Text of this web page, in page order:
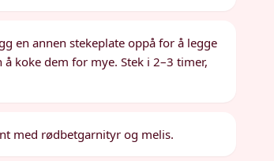
en annen stekeplate oppå for å legge
koke dem for mye. Stek i 2–3 timer,
med rødbetgarnityr og melis.